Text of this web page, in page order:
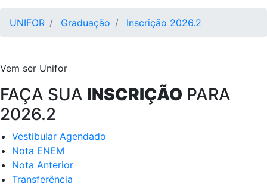
UNIFOR Graduação Inscrição 2026.2
Vem ser Unifor
FAÇA SUA INSCRIÇÃO PARA
2026.2
Vestibular Agendado
Nota ENEM
Nota Anterior
Transferência